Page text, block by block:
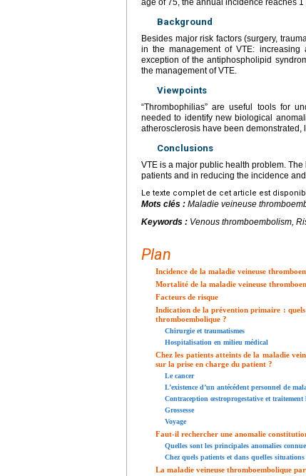
Background
Besides major risk factors (surgery,
in the management of VTE: increasing
exception of the antiphospholipid
the management of VTE.
Viewpoints
“Thrombophilias” are useful tools for
needed to identify new biological
atherosclerosis have been demonstrated,
Conclusions
VTE is a major public health problem.
patients and in reducing the incidence and
Le texte complet de cet article est
Mots clés : Maladie veineuse
Keywords : Venous thromboembolism,
Plan
Incidence de la maladie veineuse
Mortalité de la maladie veineuse
Facteurs de risque
Indication de la prévention primaire : quels
thromboembolique ?
Chirurgie et traumatismes
Hospitalisation en milieu médical
Chez les patients atteints de la maladie
sur la prise en charge du patient ?
Le cancer
L’existence d’un antécédent personnel de
Contraception œstroprogestative et
Grossesse
Voyage
Faut-il rechercher une anomalie
Quelles sont les principales anomalies
Chez quels patients et dans quelles
La maladie veineuse thromboembolique